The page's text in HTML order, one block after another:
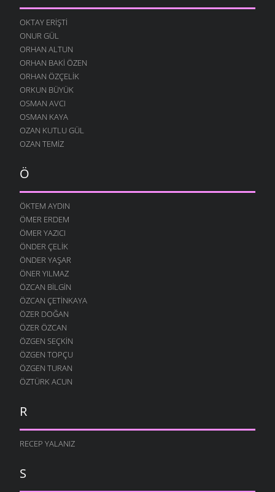
YENIDEN
10 AĞUSTOS 2004
DILFEZ
24 TEMMUZ 2004
OKTAY ERIŞTI
ONUR GÜL
ORHAN ALTUN
ORHAN BAKI ÖZEN
ORHAN ÖZÇELIK
ORKUN BÜYÜK
OSMAN AVCI
OSMAN KAYA
OZAN KUTLU GÜL
OZAN TEMIZ
Ö
ÖKTEM AYDIN
ÖMER ERDEM
ÖMER YAZICI
ÖNDER ÇELIK
ÖNDER YAŞAR
ÖNER YILMAZ
ÖZCAN BILGIN
ÖZCAN ÇETINKAYA
ÖZER DOĞAN
ÖZER ÖZCAN
ÖZGEN SEÇKIN
ÖZGEN TOPÇU
ÖZGEN TURAN
ÖZTÜRK ACUN
R
RECEP YALANIZ
S